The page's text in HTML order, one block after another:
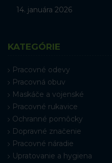
14. januára 2026
KATEGÓRIE
Pracovné odevy
Pracovná obuv
Maskáče a vojenské
Pracovné rukavice
Ochranné pomôcky
Dopravné značenie
Pracovné náradie
Upratovanie a hygiena